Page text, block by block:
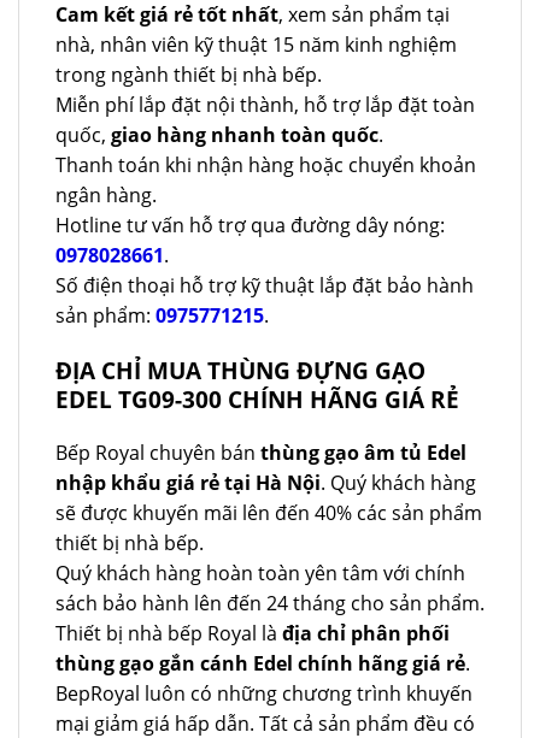
Cam kết giá rẻ tốt nhất, xem sản phẩm tại
nhà, nhân viên kỹ thuật 15 năm kinh nghiệm
trong ngành thiết bị nhà bếp.
Miễn phí lắp đặt nội thành, hỗ trợ lắp đặt toàn
quốc, giao hàng nhanh toàn quốc.
Thanh toán khi nhận hàng hoặc chuyển khoản
ngân hàng.
Hotline tư vấn hỗ trợ qua đường dây nóng:
0978028661.
Số điện thoại hỗ trợ kỹ thuật lắp đặt bảo hành
sản phẩm: 0975771215.
ĐỊA CHỈ MUA THÙNG ĐỰNG GẠO
EDEL TG09-300 CHÍNH HÃNG GIÁ RẺ
Bếp Royal chuyên bán thùng gạo âm tủ Edel
nhập khẩu giá rẻ tại Hà Nội. Quý khách hàng
sẽ được khuyến mãi lên đến 40% các sản phẩm
thiết bị nhà bếp.
Quý khách hàng hoàn toàn yên tâm với chính
sách bảo hành lên đến 24 tháng cho sản phẩm.
Thiết bị nhà bếp Royal là địa chỉ phân phối
thùng gạo gắn cánh Edel chính hãng giá rẻ.
BepRoyal luôn có những chương trình khuyến
mại giảm giá hấp dẫn. Tất cả sản phẩm đều có